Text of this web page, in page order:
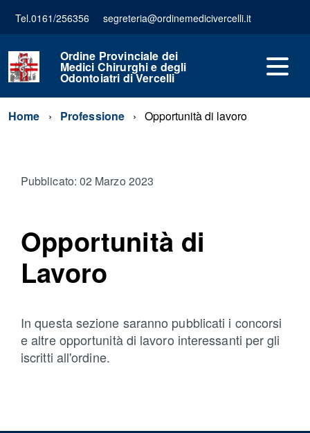
Tel.0161/256356 segreteria@ordinemedicivercelli.it
Ordine Provinciale dei
Medici Chirurghi e degli
Odontoiatri di Vercelli
Home Professione Opportunità di lavoro
Pubblicato: 02 Marzo 2023
Opportunità di
Lavoro
In questa sezione saranno pubblicati i concorsi
e altre opportunità di lavoro interessanti per gli
iscritti all'ordine.